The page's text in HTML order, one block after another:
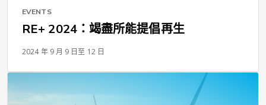
EVENTS
RE+ 2024：竭盡所能提倡再生
2024 年 9 月 9 日至 12 日